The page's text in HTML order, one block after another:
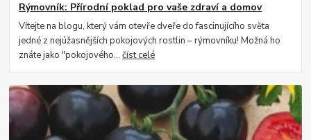
Rýmovník: Přírodní poklad pro vaše zdraví a domov
Vítejte na blogu, který vám otevře dveře do fascinujícího světa
jedné z nejúžasnějších pokojových rostlin – rýmovníku! Možná ho
znáte jako "pokojového...číst celé